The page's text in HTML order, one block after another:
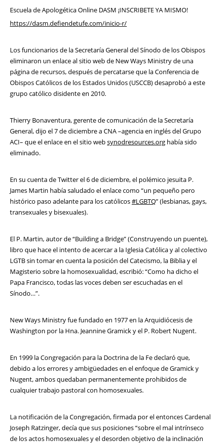
Escuela de Apologética Online DASM ¡INSCRIBETE YA MISMO!
https://dasm.defiendetufe.com/inicio-r/
Los funcionarios de la Secretaría General del Sínodo de los Obispos
eliminaron un enlace al sitio web de New Ways Ministry de una
página de recursos, después de percatarse que la Conferencia de
Obispos Católicos de los Estados Unidos (USCCB) desaprobó a este
grupo católico disidente en 2010.
Thierry Bonaventura, gerente de comunicación de la Secretaría
General, dijo el 7 de diciembre a CNA –agencia en inglés del Grupo
ACI– que el enlace en el sitio websynodresources.org había sido
eliminado.
En su cuenta de Twitter el 6 de diciembre, el polémico jesuita P.
James Martin había saludado el enlace como “un pequeño pero
histórico paso adelante para los católicos#LGBTQ” (lesbianas, gays,
transexuales y bisexuales).
El P. Martin, autor de “Building a Bridge” (Construyendo un puente),
libro que hace el intento de acercar a la Iglesia Católica y al colectivo
LGTB sin tomar en cuenta la posición del Catecismo, la Biblia y el
Magisterio sobre la homosexualidad, escribió: “Como ha dicho el
Papa Francisco, todas las voces deben ser escuchadas en el
Sínodo…”.
New Ways Ministry fue fundado en 1977 en la Arquidiócesis de
Washington por la Hna. Jeannine Gramick y el P. Robert Nugent.
En 1999 la Congregación para la Doctrina de la Fe declaró que,
debido a los errores y ambigüedades en el enfoque de Gramick y
Nugent, ambos quedaban permanentemente prohibidos de
cualquier trabajo pastoral con homosexuales.
La notificación de la Congregación, firmada por el entonces Cardenal
Joseph Ratzinger, decía que sus posiciones “sobre el mal intrínseco
de los actos homosexuales y el desorden objetivo de la inclinación